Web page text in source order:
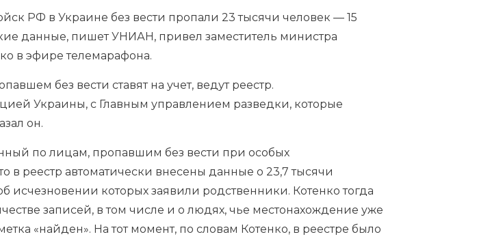
РФ в Украине без вести пропали 23 тысячи человек — 15
данные, пишет УНИАН, привел заместитель министра
в эфире телемарафона.
без вести ставят на учет, ведут реестр.
Украины, с Главным управлением разведки, которые
он.
по лицам, пропавшим без вести при особых
в реестр автоматически внесены данные о 23,7 тысячи
исчезновении которых заявили родственники. Котенко тогда
записей, в том числе и о людях, чье местонахождение уже
«найден». На тот момент, по словам Котенко, в реестре было